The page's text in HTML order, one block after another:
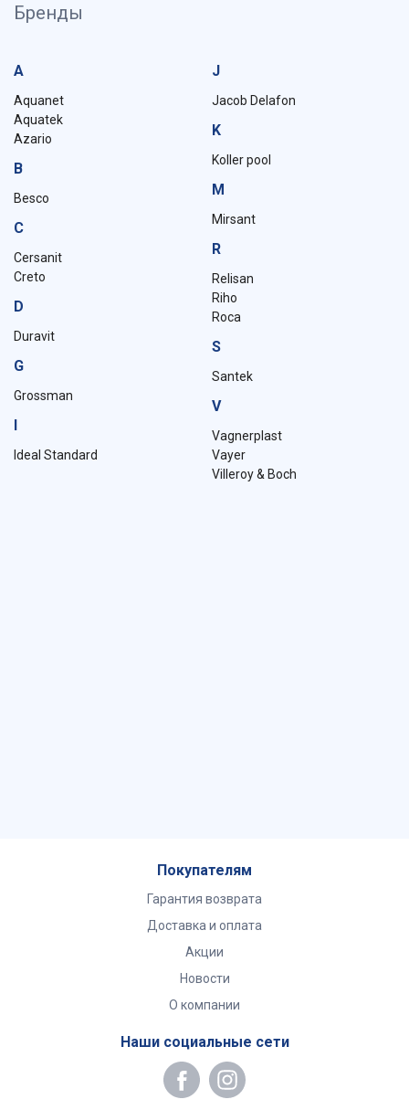
Бренды
A
Aquanet
Aquatek
Azario
B
Besco
C
Cersanit
Creto
D
Duravit
G
Grossman
I
Ideal Standard
J
Jacob Delafon
K
Koller pool
M
Mirsant
R
Relisan
Riho
Roca
S
Santek
V
Vagnerplast
Vayer
Villeroy & Boch
Покупателям
Гарантия возврата
Доставка и оплата
Акции
Новости
О компании
Наши социальные сети